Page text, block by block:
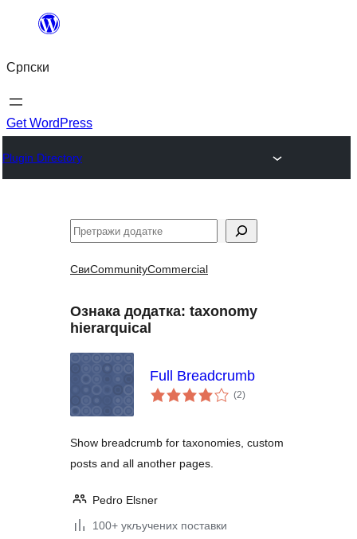
Скочи
садржај
Српски
Get WordPress
Plugin Directory
Претрага
СвиCommunityCommercial
Ознака додатка: taxonomy
hierarquical
Full Breadcrumb
(2укупних
оцена
)
Show breadcrumb for taxonomies, custom
posts and all another pages.
Pedro Elsner
100+ укључених поставки